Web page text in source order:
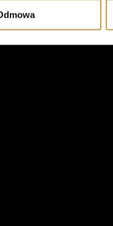
Informacje o tym,
Partnerzy
korzystania z ich